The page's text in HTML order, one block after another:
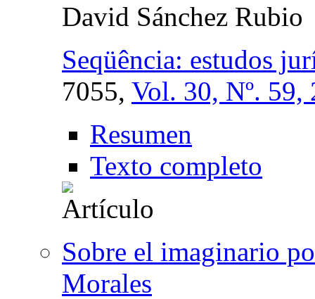
David Sánchez Rubio
Seqüência: estudos
7055, Vol. 30, Nº. 59,
Resumen
Texto completo
Sobre el imaginario
Morales